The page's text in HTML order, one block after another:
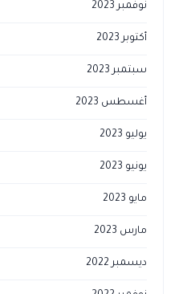
نوفمبر 2023
أكتوبر 2023
سبتمبر 2023
أغسطس 2023
يوليو 2023
يونيو 2023
مايو 2023
مارس 2023
ديسمبر 2022